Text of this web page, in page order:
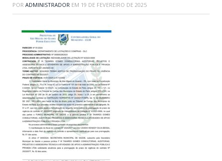
POR ADMINISTRADOR EM 19 DE FEVEREIRO DE 2025